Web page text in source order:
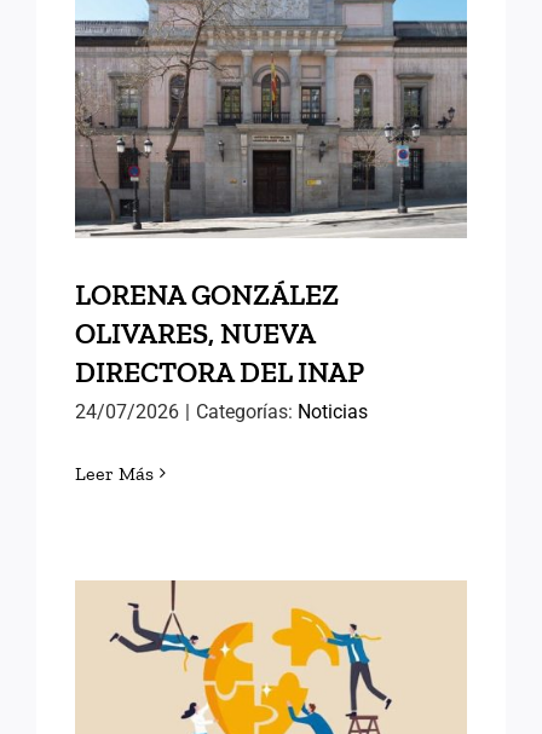
LORENA GONZÁLEZ
OLIVARES, NUEVA
DIRECTORA DEL INAP
LORENA GONZÁLEZ
OLIVARES, NUEVA
DIRECTORA DEL INAP
24/07/2026 | Categorías: Noticias
Leer Más
POLÍTICAS PÚBLICAS DE
ÉXITO